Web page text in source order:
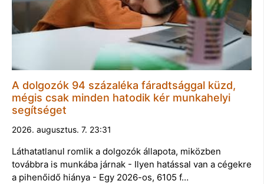
A dolgozók 94 százaléka fáradtsággal küzd,
mégis csak minden hatodik kér munkahelyi
segítséget
2026. augusztus. 7. 23:31
Láthatatlanul romlik a dolgozók állapota, miközben
továbbra is munkába járnak - Ilyen hatással van a cégekre
a pihenőidő hiánya - Egy 2026-os, 6105 f…